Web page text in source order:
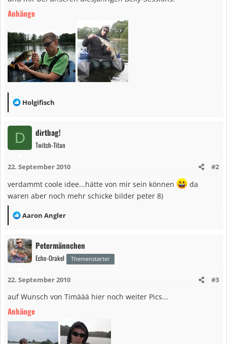
Anhänge
R
a
k
o
n
:
Holgifisch
D dirtbag!
Twitch-Titan
22. September 2010 #2
verdammt coole idee...hätte von mir sein können
da
waren aber noch mehr schicke bilder peter 8)
R
a
k
t
o
n
n
Aaron Angler
Petermännchen
Echo-Orakel Themenstarter
22. September 2010 #3
auf Wunsch von Timäää hier noch weiter Pics...
Anhänge